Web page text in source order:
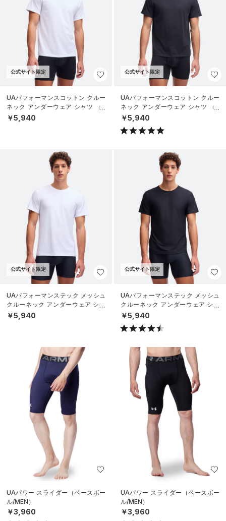
公式サイト限定
UAパフォーマンスコットン クルー
ネック アンダーウェア シャツ （2
枚セット）（ライフスタイル/ME
￥5,940
公式サイト限定
UAパフォーマンスコットン クルー
ネック アンダーウェア シャツ （2
枚セット）（ライフスタイル/ME
N）
￥5,940
公式サイト限定
UAパフォーマンステック メッシュ
クルーネック アンダーウェア シャ
ツ （2枚セット）（ライフスタイル/
MEN
￥5,940
公式サイト限定
UAパフォーマンステック メッシュ
クルーネック アンダーウェア シャ
ツ （2枚セット）（ライフスタイル/
MEN
￥5,940
UAパワー スライダー（ベースボー
ル/MEN）
￥3,960
UAパワー スライダー（ベースボー
ル/MEN）
￥3,960